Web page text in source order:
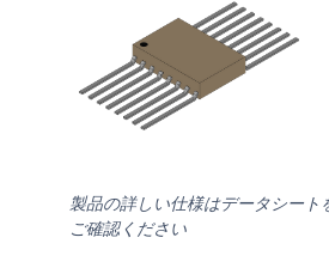
製品の詳しい仕様はデータシート
ご確認ください